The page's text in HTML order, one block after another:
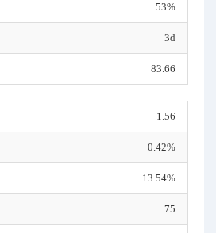
53%
3d
83.66
1.56
0.42%
13.54%
75